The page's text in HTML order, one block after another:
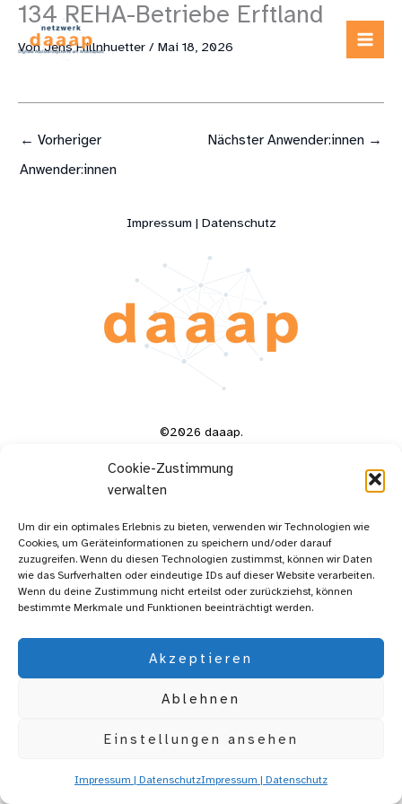
Cookie-Zustimmung
verwalten
Um dir ein optimales Erlebnis zu bieten, verwenden wir Technologien wie
Cookies, um Geräteinformationen zu speichern und/oder darauf
zuzugreifen. Wenn du diesen Technologien zustimmst, können wir Daten
wie das Surfverhalten oder eindeutige IDs auf dieser Website verarbeiten.
Wenn du deine Zustimmung nicht erteilst oder zurückziehst, können
bestimmte Merkmale und Funktionen beeinträchtigt werden.
Akzeptieren
Ablehnen
Einstellungen ansehen
Impressum | DatenschutzImpressum | Datenschutz
Zum
springen
134 REHA-Betriebe Erftland
VonJens Hillnhuetter / Mai 18, 2026
← Vorheriger
Anwender:innen
Nächster Anwender:innen →
Impressum | Datenschutz
©2026 daaap.